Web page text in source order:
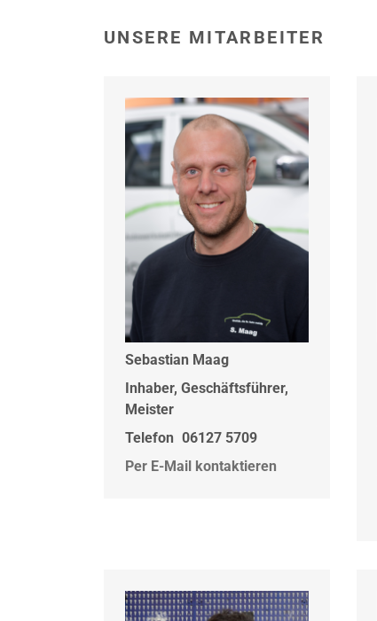
UNSERE MITARBEITER
Sebastian Maag
Inhaber, Geschäftsführer,
Meister
Telefon 06127 5709
Per E-Mail kontaktieren